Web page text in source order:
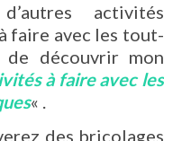
activités
faire avec les tout-
découvrir mon
à faire avec les
« .
des bricolages